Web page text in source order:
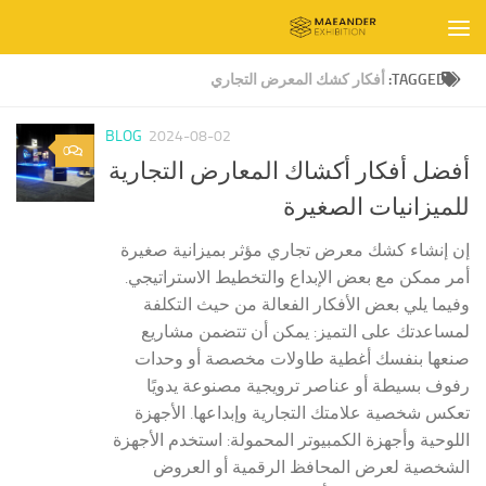
TAGGED: أفكار كشك المعرض التجاري
0
BLOG 2024-08-02
أفضل أفكار أكشاك المعارض التجارية
للميزانيات الصغيرة
إن إنشاء كشك معرض تجاري مؤثر بميزانية صغيرة
أمر ممكن مع بعض الإبداع والتخطيط الاستراتيجي.
وفيما يلي بعض الأفكار الفعالة من حيث التكلفة
لمساعدتك على التميز: يمكن أن تتضمن مشاريع
صنعها بنفسك أغطية طاولات مخصصة أو وحدات
رفوف بسيطة أو عناصر ترويجية مصنوعة يدويًا
تعكس شخصية علامتك التجارية وإبداعها. الأجهزة
اللوحية وأجهزة الكمبيوتر المحمولة: استخدم الأجهزة
الشخصية لعرض المحافظ الرقمية أو العروض